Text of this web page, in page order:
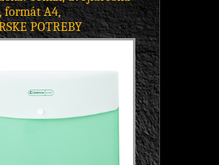
formát A4,
POTREBY